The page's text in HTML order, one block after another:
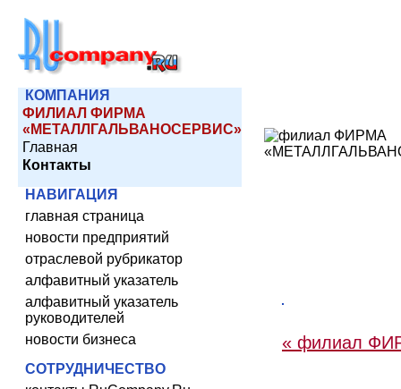
КОМПАНИЯ
ФИЛИАЛ ФИРМА
«МЕТАЛЛГАЛЬВАНОСЕРВИС»
Главная
Контакты
НАВИГАЦИЯ
главная страница
новости предприятий
отраслевой рубрикатор
алфавитный указатель
алфавитный указатель
руководителей
новости бизнеса
СОТРУДНИЧЕСТВО
« филиал